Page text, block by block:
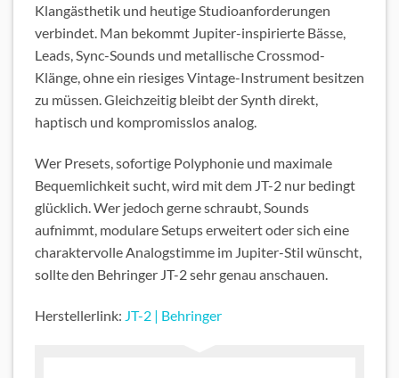
Klangästhetik und heutige Studioanforderungen
verbindet. Man bekommt Jupiter-inspirierte Bässe,
Leads, Sync-Sounds und metallische Crossmod-
Klänge, ohne ein riesiges Vintage-Instrument besitzen
zu müssen. Gleichzeitig bleibt der Synth direkt,
haptisch und kompromisslos analog.
Wer Presets, sofortige Polyphonie und maximale
Bequemlichkeit sucht, wird mit dem JT-2 nur bedingt
glücklich. Wer jedoch gerne schraubt, Sounds
aufnimmt, modulare Setups erweitert oder sich eine
charaktervolle Analogstimme im Jupiter-Stil wünscht,
sollte den Behringer JT-2 sehr genau anschauen.
Herstellerlink: JT-2 | Behringer